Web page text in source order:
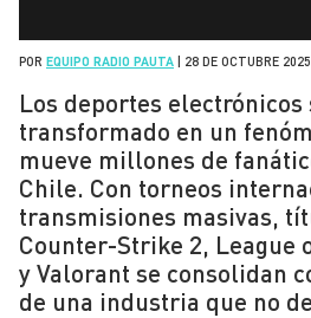
POR EQUIPO RADIO PAUTA 28 DE OCTUBRE 2025
Los deportes electrónicos
transformado en un
mueve millones de
Chile. Con torneos
transmisiones masivas,
Counter-Strike 2, League
y Valorant se consolidan
de una industria que no